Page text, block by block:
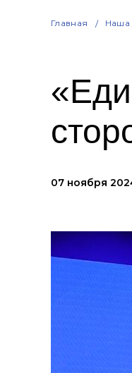
Главная Наша
07 ноября